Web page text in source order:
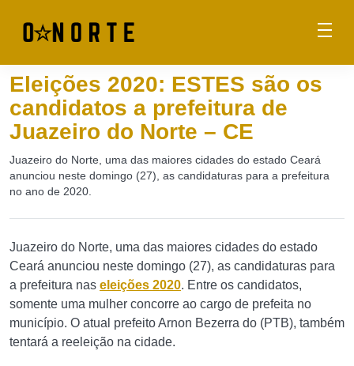
Eleições 2020: ESTES são os
candidatos a prefeitura de
Juazeiro do Norte – CE
Juazeiro do Norte, uma das maiores cidades do estado Ceará
anunciou neste domingo (27), as candidaturas para a prefeitura
no ano de 2020.
Juazeiro do Norte, uma das maiores cidades do estado
Ceará anunciou neste domingo (27), as candidaturas para
a prefeitura nas eleições 2020. Entre os candidatos,
somente uma mulher concorre ao cargo de prefeita no
município. O atual prefeito Arnon Bezerra do (PTB), também
tentará a reeleição na cidade.